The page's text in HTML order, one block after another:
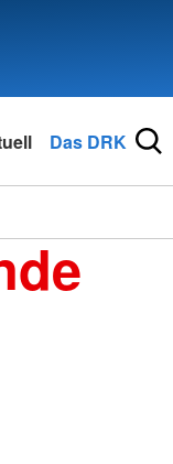
Das DRK